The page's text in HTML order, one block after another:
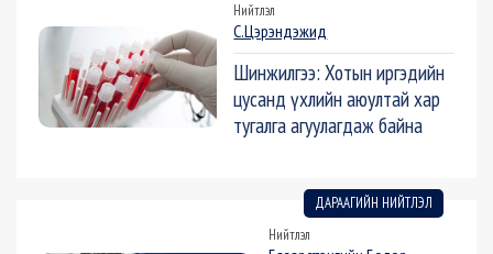
Нийтлэл
С.Цэрэндэжид
Шинжилгээ: Хотын иргэдийн
цусанд үхлийн аюултай хар
тугалга агуулагдаж байна
ДАРААГИЙН НИЙТЛЭЛ
Нийтлэл